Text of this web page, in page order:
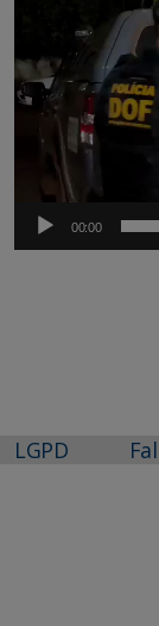
00:00
LGPD